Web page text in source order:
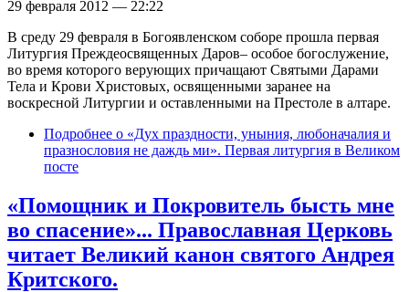
29 февраля 2012 — 22:22
В среду 29 февраля в Богоявленском соборе прошла первая
Литургия Преждеосвященных Даров– особое богослужение,
во время которого верующих причащают Святыми Дарами
Тела и Крови Христовых, освященными заранее на
воскресной Литургии и оставленными на Престоле в алтаре.
Подробнее о «Дух праздности, уныния, любоначалия и
празнословия не даждь ми». Первая литургия в Великом
посте
«Помощник и Покровитель бысть мне
во спасение»... Православная Церковь
читает Великий канон святого Андрея
Критского.